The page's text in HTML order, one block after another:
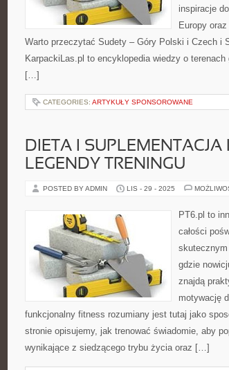
inspiracje
Europy
Warto przeczytać Sudety – Góry Polski i Czech i
KarpackiLas.pl to encyklopedia wiedzy o
[…]
CATEGORIES: ARTYKUŁY SPONSOROWANE
DIETA I SUPLEMENTACJA
LEGENDY TRENINGU
POSTED BY ADMIN LIS - 29 - 2025
PT6.pl to
całości
gdzie
znajdą
motywację
funkcjonalny fitness rozumiany jest tutaj jako
stronie opisujemy, jak trenować świadomie, aby
wynikające z siedzącego trybu życia oraz […]